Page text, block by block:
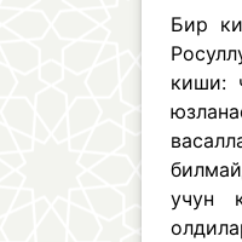
Бир
киши:
учун